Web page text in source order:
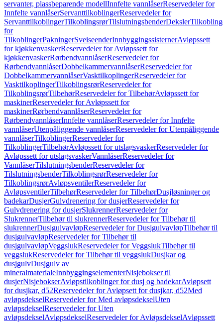
servanter, plassbeparende modellInnfelte vannlåserReservedeler for
Innfelte vannlåserServanttilkoblingerReservedeler for
ServanttilkoblingerTilkoblingsrørTilslutningsbenderDeksler
for
TilkoblingerPakningerSveiseenderInnbyggingssisternerAvløpssett
for kjøkkenvaskerReservedeler for Avløpssett for
kjøkkenvaskerRørbendvannlåserReservedeler for
RørbendvannlåserDobbelkammervannlåserReservedeler for
DobbelkammervannlåserVasktilkoplingerReservedeler for
VasktilkoplingerTilkoblingsrørReservedeler for
TilkoblingsrørTilbehørReservedeler for TilbehørAvløpssett for
maskinerReservedeler for Avløpssett for
maskinerRørbendvannlåserReservedeler for
RørbendvannlåserInnfelte vannlåserReservedeler for Innfelte
vannlåserUtenpåliggende vannlåserReservedeler for Utenpåliggende
vannlåserTilkoblingerReservedeler for
TilkoblingerTilbehørAvløpssett for utslagsvaskerReservedeler for
Avløpssett for utslagsvaskerVannlåserReservedeler for
VannlåserTilslutningsbenderReservedeler for
TilslutningsbenderTilkoblingsrørReservedeler for
TilkoblingsrørAvløpsventilerReservedeler for
AvløpsventilerTilbehørReservedeler for TilbehørDusjløsninger og
badekarDusjerGulvdrenering for dusjerReservedeler for
Gulvdrenering for dusjerSlukrennerReservedeler for
SlukrennerTilbehør til slukrennerReservedeler for Tilbehør til
slukrennerDusjgulvavløpReservedeler for DusjgulvavløpTilbehør til
dusjgulvavløpReservedeler for Tilbehør til
dusjgulvavløpVeggslukReservedeler for VeggslukTilbehør til
veggslukReservedeler for Tilbehør til veggslukDusjkar og
dusjgulvDusjgulv av
mineralmaterialeInnbyggingselementerNisjebokser til
dusjerNisjebokserAvløpstilkoblinger for dusj og badekarAvløpsett
for dusjkar, d52Reservedeler for Avløpsett for dusjkar, d52Med
avløpsdekselReservedeler for Med avløpsdekselUten
avløpsdekselReservedeler for Uten
avløpsdekselAvløpsdekselReservedeler for AvløpsdekselAvløpssett